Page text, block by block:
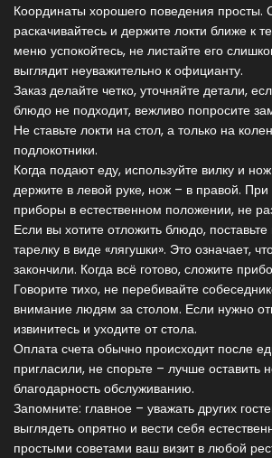
Координаты хорошего поведения просты.
раскачивайтесь и держите локти ближе к
меню успокойтесь, не листайте его
выглядит неуважительно к официанту.
Заказ делайте четко, уточняйте детали,
блюдо не подходит, вежливо попросите
Не ставьте локти на стол, а только на
подлокотники.
Когда подают еду, используйте вилку и
держите в левой руке, нож – в правой.
приборы в естественном положении, не
Если вы хотите отложить блюдо,
тарелку в виде «лягушки». Это означает,
закончили. Когда всё готово, сложите
Говорите тихо, не перебивайте
внимание людям за столом. Если нужно
извинитесь и уходите от стола.
Оплата счета обычно происходит после
пригласили, не спорьте – лучше оставить
благодарность обслуживанию.
Запомните: главное – уважать других
выглядеть опрятно и вести себя
простыми советами ваш визит в любой